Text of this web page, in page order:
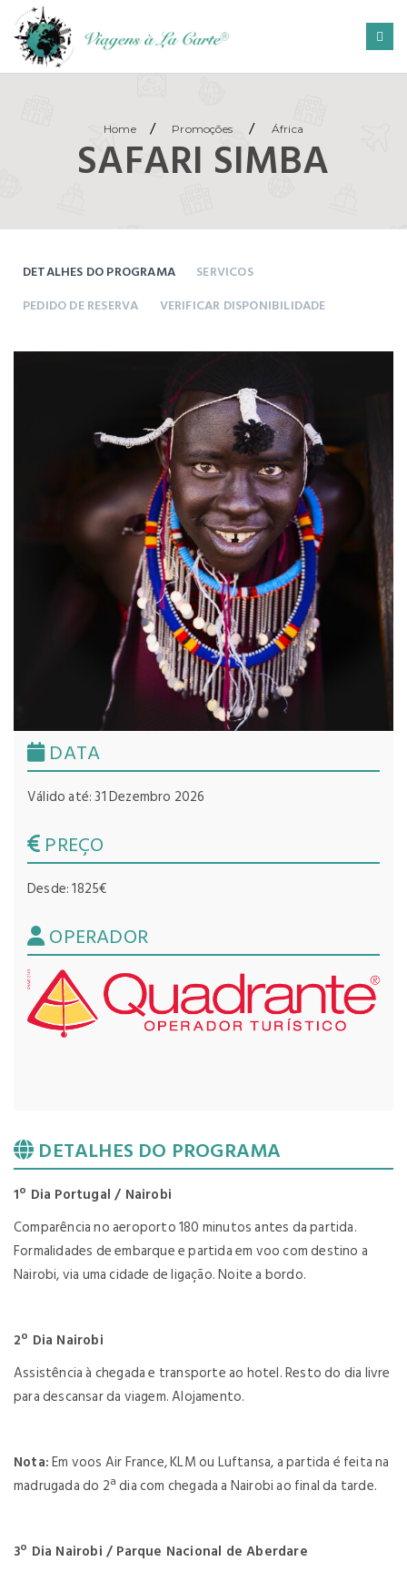
Home / Promoções / África
SAFARI SIMBA
DETALHES DO PROGRAMA
SERVICOS
PEDIDO DE RESERVA
VERIFICAR DISPONIBILIDADE
DATA
Válido até: 31 Dezembro 2026
PREÇO
Desde: 1825€
OPERADOR
DETALHES DO PROGRAMA
1º Dia Portugal / Nairobi
Comparência no aeroporto 180 minutos antes da partida.
Formalidades de embarque e partida em voo com destino a
Nairobi, via uma cidade de ligação. Noite a bordo.
2º Dia Nairobi
Assistência à chegada e transporte ao hotel. Resto do dia livre
para descansar da viagem. Alojamento.
Nota:Em voos Air France, KLM ou Luftansa, a partida é feita na
madrugada do 2ª dia com chegada a Nairobi ao final da tarde.
3º Dia Nairobi / Parque Nacional de Aberdare